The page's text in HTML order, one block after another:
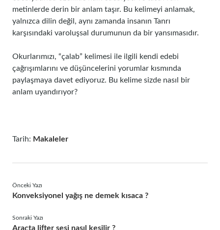
metinlerde derin bir anlam taşır. Bu kelimeyi anlamak,
yalnızca dilin değil, aynı zamanda insanın Tanrı
karşısındaki varoluşsal durumunun da bir yansımasıdır.
Okurlarımızı, “çalab” kelimesi ile ilgili kendi edebi
çağrışımlarını ve düşüncelerini yorumlar kısmında
paylaşmaya davet ediyoruz. Bu kelime sizde nasıl bir
anlam uyandırıyor?
Tarih: Makaleler
Önceki Yazı
Konveksiyonel yağış ne demek kısaca ?
Sonraki Yazı
Araçta lifter sesi nasıl kesilir ?